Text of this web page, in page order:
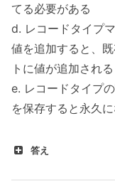
てる必要がある
d. レコードタイプ
値を追加すると、
トに値が追加される
e. レコードタイプ
を保存すると永久
答え